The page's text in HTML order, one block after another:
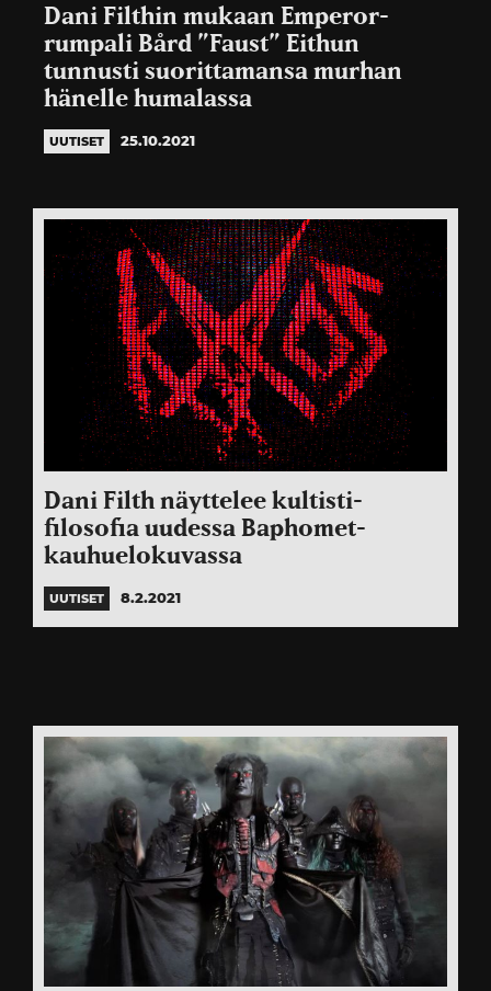
Dani Filthin mukaan Emperor-
rumpali Bård ”Faust” Eithun
tunnusti suorittamansa murhan
hänelle humalassa
UUTISET 25.10.2021
Dani Filth näyttelee kultisti-
filosofia uudessa Baphomet-
kauhuelokuvassa
UUTISET 8.2.2021